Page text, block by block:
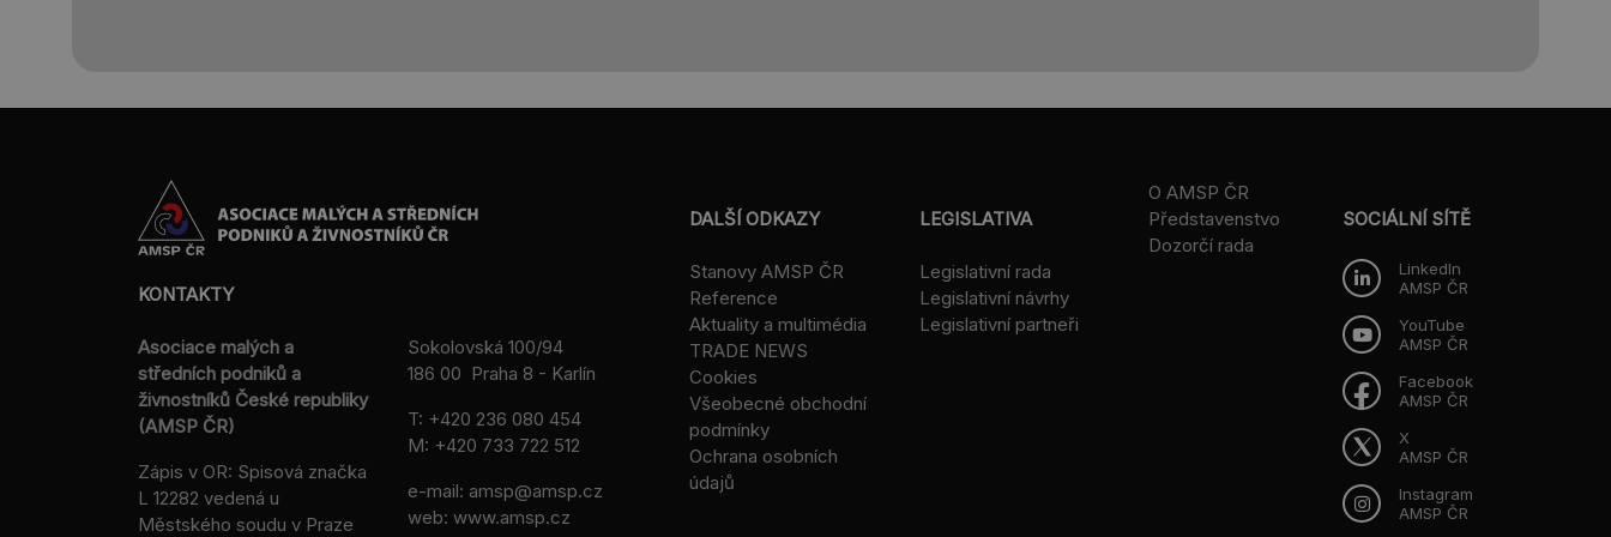
KONTAKTY
Asociace malých a
středních podniků a
živnostníků České republiky
(AMSP ČR)
Zápis v OR: Spisová značka
L 12282 vedená u
Městského soudu v Praze
Sokolovská 100/94
186 00 Praha 8 - Karlín
T: +420 236 080 454
M: +420 733 722 512
e-mail: amsp@amsp.cz
web: www.amsp.cz
DALŠÍ ODKAZY
Stanovy AMSP ČR
Reference
Aktuality a multimédia
TRADE NEWS
Cookies
Všeobecné obchodní
podmínky
Ochrana osobních
údajů
LEGISLATIVA
Legislativní rada
Legislativní návrhy
Legislativní partneři
O AMSP ČR
Představenstvo
Dozorčí rada
SOCIÁLNÍ SÍTĚ
LinkedIn
AMSP ČR
YouTube
AMSP ČR
Facebook
AMSP ČR
X
AMSP ČR
Instagram
AMSP ČR